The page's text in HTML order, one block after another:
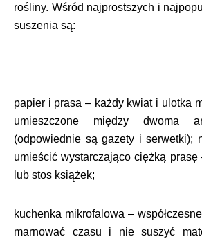
rośliny. Wśród najprostszych i
suszenia są:
papier i prasa – każdy kwiat i ulotka
umieszczone między dwoma
(odpowiednie są gazety i serwetki);
umieścić wystarczająco ciężką
lub stos książek;
kuchenka mikrofalowa –
marnować czasu i nie suszyć